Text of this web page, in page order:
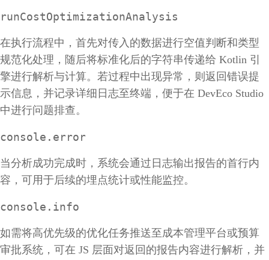
runCostOptimizationAnalysis
在执行流程中，首先对传入的数据进行空值判断和类型
规范化处理，随后将标准化后的字符串传递给 Kotlin 引
擎进行解析与计算。若过程中出现异常，则返回错误提
示信息，并记录详细日志至终端，便于在 DevEco Studio
中进行问题排查。
console.error
当分析成功完成时，系统会通过日志输出报告的首行内
容，可用于后续的埋点统计或性能监控。
console.info
如需将高优先级的优化任务推送至成本管理平台或预算
审批系统，可在 JS 层面对返回的报告内容进行解析，并